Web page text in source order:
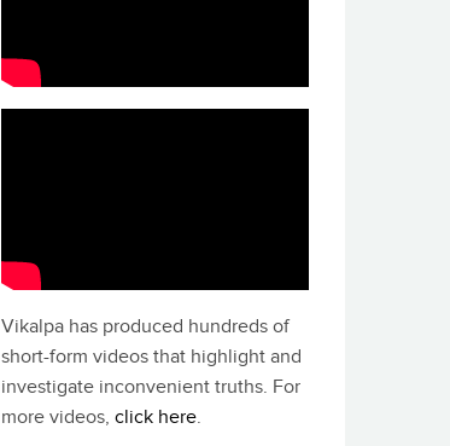
Vikalpa has produced hundreds of
short-form videos that highlight and
investigate inconvenient truths. For
more videos, click here.